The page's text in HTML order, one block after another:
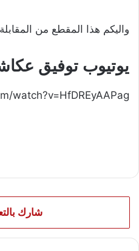
واليكم هذا المقطع من
يوتيوب توفيق
watch?v=HfDREyAAPag
شارك